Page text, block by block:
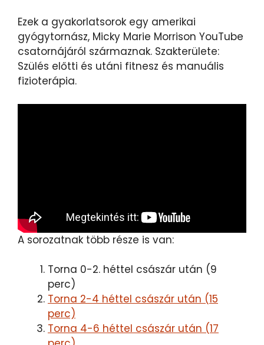
Ezek a gyakorlatsorok egy amerikai
gyógytornász, Micky Marie Morrison YouTube
csatornájáról származnak. Szakterülete:
Szülés előtti és utáni fitnesz és manuális
fizioterápia.
A sorozatnak több része is van:
Torna 0-2. héttel császár után (9
perc)
Torna 2-4 héttel császár után (15
perc)
Torna 4-6 héttel császár után (17